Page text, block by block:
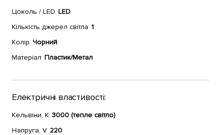
Цоколь / LED LED
Кількість джерел світла 1
Колір Чорний
Матеріал Пластик/Метал
Електричні властивості:
Кельвіни, К 3000 (тепле світло)
Напруга, V 220